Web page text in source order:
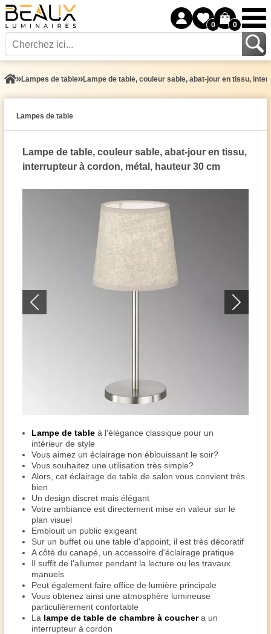
0 0
Lampes de table Lampe de table, couleur sable, abat-jour en tissu,
Lampes de table
Lampe de table, couleur sable, abat-jour en tissu,
interrupteur à cordon, métal, hauteur 30 cm
Lampe de table à l'élégance classique pour un
intérieur de style
Vous aimez un éclairage non éblouissant le soir?
Vous souhaitez une utilisation très simple?
Alors, cet éclairage de table de salon vous convient très
bien
Un design discret mais élégant
Votre ambiance est directement mise en valeur sur le
plan visuel
Emblouit un public exigeant
Sur un buffet ou une table d'appoint, il est très décoratif
A côté du canapé, un accessoire d'éclairage pratique
Il suffit de l'allumer pendant la lecture ou les travaux
manuels
Peut également faire office de lumière principale
Vous obtenez ainsi une atmosphère lumineuse
particulièrement confortable
La lampe de table de chambre à couchera un
interrupteur à cordon